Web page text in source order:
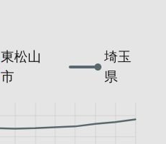
東松山
市
埼玉
県